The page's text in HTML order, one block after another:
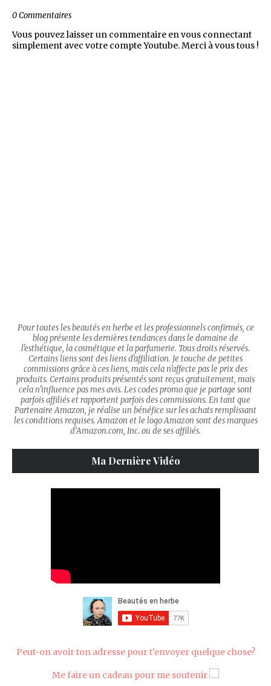
0 Commentaires
Vous pouvez laisser un commentaire en vous connectant
simplement avec votre compte Youtube. Merci à vous tous !
Pour toutes les beautés en herbe et les professionnels confirmés, ce
blog présente les dernières tendances dans le domaine de
l'esthétique, la cosmétique et la parfumerie. Tous droits réservés.
Certains liens sont des liens d'affiliation. Je touche de petites
commissions grâce à ces liens, mais cela n'affecte pas le prix des
produits. Certains produits présentés sont reçus gratuitement, mais
cela n'influence pas mes avis. Les codes promo que je partage sont
parfois affiliés et rapportent parfois des commissions. En tant que
Partenaire Amazon, je réalise un bénéfice sur les achats remplissant
les conditions requises. Amazon et le logo Amazon sont des marques
d’Amazon.com, Inc. ou de ses affiliés.
Ma Dernière Vidéo
Peut-on avoir ton adresse pour t'envoyer quelque chose?
Me faire un cadeau pour me soutenir